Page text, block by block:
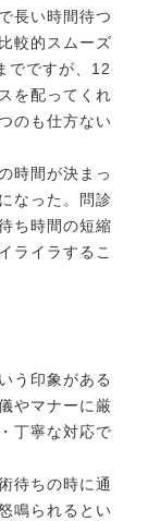
長い時間待つ
較的スムーズ
でですが、12
を配ってくれ
のも仕方ない
時間が決まっ
なった。問診
ち時間の短縮
ライラするこ
う印象がある
やマナーに厳
丁寧な対応で
待ちの時に通
鳴られるとい